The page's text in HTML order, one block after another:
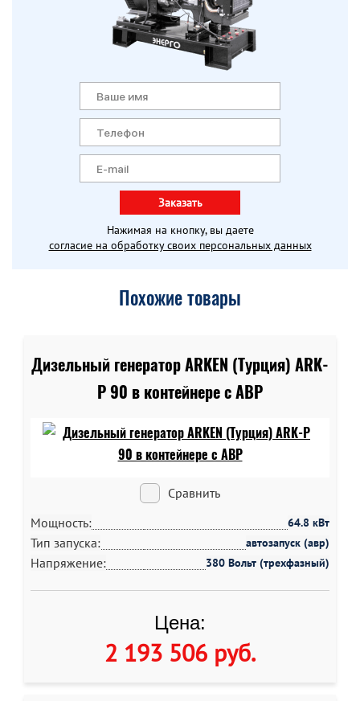
Заказать
Нажимая на кнопку, вы даете
согласие на обработку своих персональных данных
Похожие товары
Дизельный генератор ARKEN (Турция) ARK-
P 90 в контейнере c АВР
Сравнить
Мощность:
64.8 кВт
Тип запуска: автозапуск (авр)
Напряжение: 380 Вольт (трехфазный)
Цена:
2 193 506 руб.